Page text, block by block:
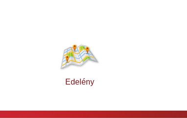
Edelény